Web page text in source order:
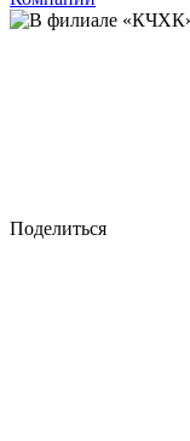
Поделиться